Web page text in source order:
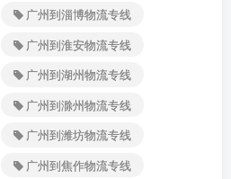
广州到淄博物流专线
广州到淮安物流专线
广州到湖州物流专线
广州到滁州物流专线
广州到潍坊物流专线
广州到焦作物流专线